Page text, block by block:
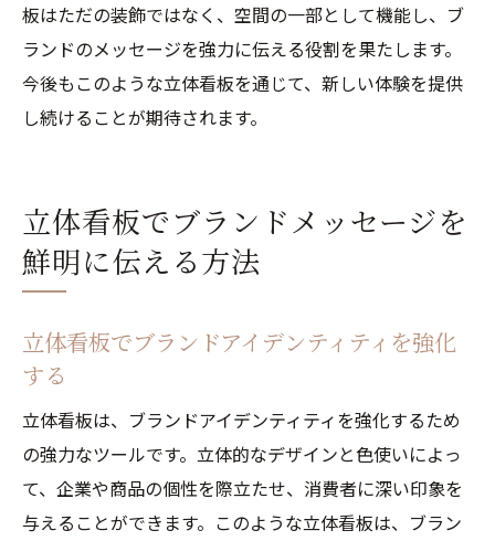
板はただの装飾ではなく、空間の一部として機能し、ブ
ランドのメッセージを強力に伝える役割を果たします。
今後もこのような立体看板を通じて、新しい体験を提供
し続けることが期待されます。
立体看板でブランドメッセージを
鮮明に伝える方法
立体看板でブランドアイデンティティを強化
する
立体看板は、ブランドアイデンティティを強化するため
の強力なツールです。立体的なデザインと色使いによっ
て、企業や商品の個性を際立たせ、消費者に深い印象を
与えることができます。このような立体看板は、ブラン